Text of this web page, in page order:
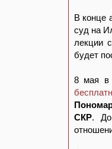
В конце
суд на
лекции
будет
8 мая в
СКР.